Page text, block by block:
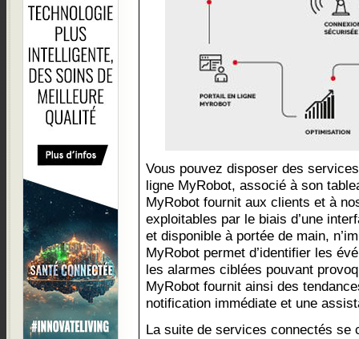
Vous pouvez disposer des
ligne MyRobot, associé à son
MyRobot fournit aux clients et à
exploitables par le biais d’une
et disponible à portée de main,
MyRobot permet d’identifier les
les alarmes ciblées pouvant
MyRobot fournit ainsi des
notification immédiate et une
La suite de services connectés se